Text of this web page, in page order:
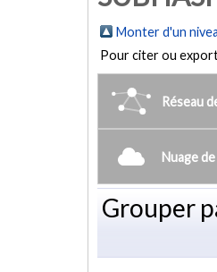
Monter d'un
Pour citer ou
Réseau
Nuage
Grouper